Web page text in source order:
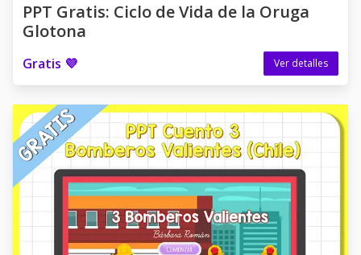
PPT Gratis: Ciclo de Vida de la Oruga
Glotona
Gratis 💜 Ver detalles